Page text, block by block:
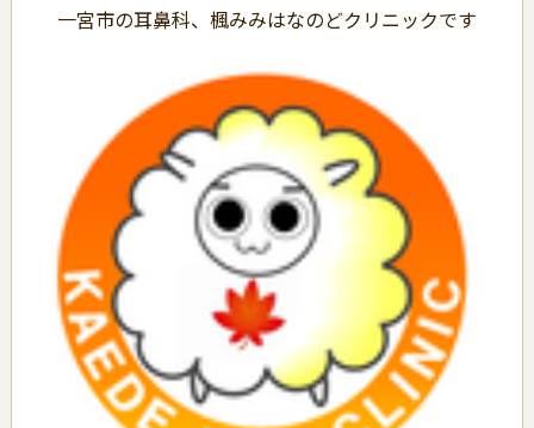
一宮市の耳鼻科、楓みみはなのどクリニックです